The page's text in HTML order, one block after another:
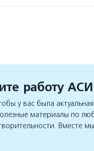
работу
у вас была актуальная
материалы по
Вместе